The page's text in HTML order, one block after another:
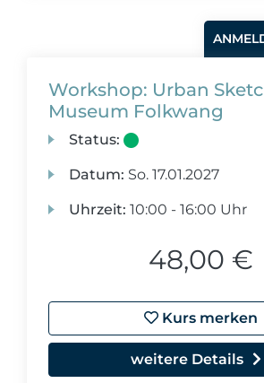
Workshop: Urban
Museum Folkwang
Status:
Datum: So. 17.01.2027
Uhrzeit: 10:00 - 16:00 Uhr
48,00 €
Kurs merken
weitere Details